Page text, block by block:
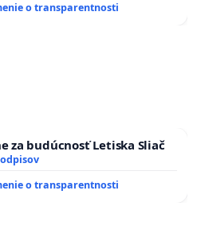
o transparentnosti
za budúcnosť Letiska Sliač
o transparentnosti